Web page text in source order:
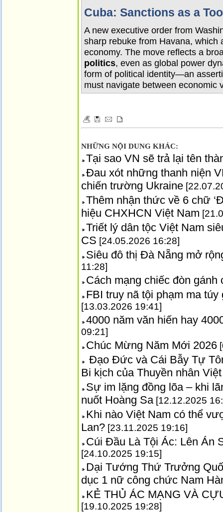
Cuba: Sanctions as a
A new executive order from
sharp rebuke from Havana, which
economy. The move reflects a
politics, even as global power
form of political identity—an
must navigate between economic
NHỮNG NỘI DUNG KHÁC:
Tại sao VN sẽ trả lại tên
Đau xót những thanh niện
chiến trường Ukraine
Thêm nhận thức về 6 chữ
hiệu CHXHCN Việt Nam
Triết lý dân tộc Việt Nam
CS [24.05.2026 16:28]
Siêu đô thị Đà Nẵng mở
11:28]
Cách mạng chiếc đòn gánh
FBI truy nã tội phạm ma
[13.03.2026 19:41]
4000 năm văn hiến hay
09:21]
Chúc Mừng Năm Mới 2026
Đạo Đức và Cái Bẫy Tự
Bi kịch của Thuyền nhân
Sự im lặng đồng lõa – khi
nuốt Hoàng Sa [12.12.2025
Khi nào Việt Nam có thể
Lan? [23.11.2025 19:16]
Cúi Đầu Là Tội Ác: Lên Án
[24.10.2025 19:15]
Dại Tướng Thứ Trưởng
dục 1 nữ công chức Nam
KẺ THỦ ÁC MẠNG VÀ
[19.10.2025 19:28]